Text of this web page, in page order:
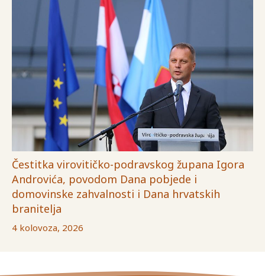
Čestitka virovitičko-podravskog župana Igora
Androvića, povodom Dana pobjede i
domovinske zahvalnosti i Dana hrvatskih
branitelja
4 kolovoza, 2026